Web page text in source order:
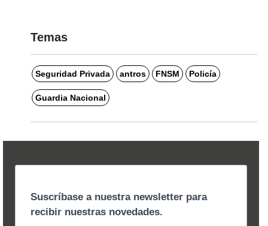
Temas
Seguridad Privada antros FNSM Policía
Guardia Nacional